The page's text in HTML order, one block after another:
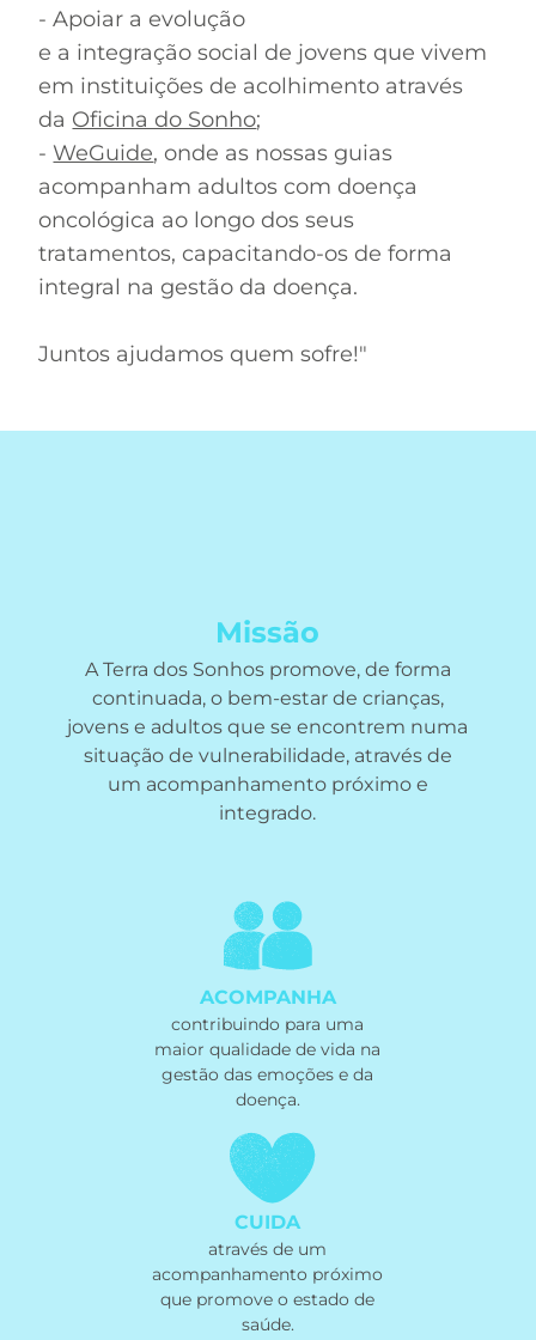
- Apoiar a evolução
e a integração social de jovens que vivem
em instituições de acolhimento através
da Oficina do Sonho;
- WeGuide, onde as nossas guias
acompanham adultos com doença
oncológica ao longo dos seus
tratamentos, capacitando-os de forma
integral na gestão da doença.
Juntos ajudamos quem sofre!"
Missão
A Terra dos Sonhos promove, de forma
continuada, o bem-estar de crianças,
jovens e adultos que se encontrem numa
situação de vulnerabilidade, através de
um acompanhamento próximo e
integrado.
ACOMPANHA
contribuindo para uma
maior qualidade de vida na
gestão das emoções e da
doença.
CUIDA
através de um
acompanhamento próximo
que promove o estado de
saúde.